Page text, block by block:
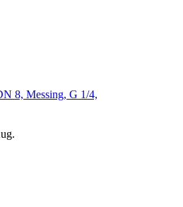
8, Messing, G 1/4,